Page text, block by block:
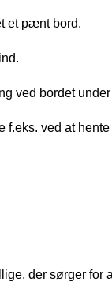
et pænt bord.
ved bordet
f.eks. ved at
der sørger for